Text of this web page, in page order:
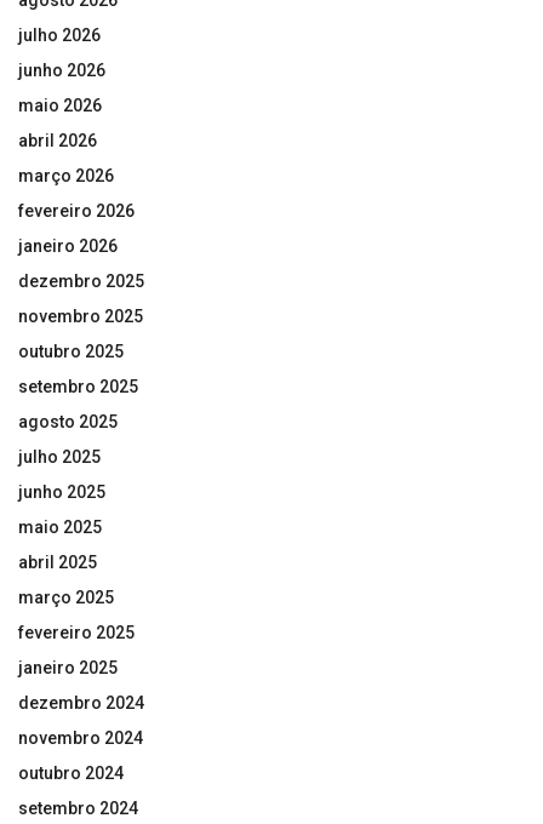
julho 2026
junho 2026
maio 2026
abril 2026
março 2026
fevereiro 2026
janeiro 2026
dezembro 2025
novembro 2025
outubro 2025
setembro 2025
agosto 2025
julho 2025
junho 2025
maio 2025
abril 2025
março 2025
fevereiro 2025
janeiro 2025
dezembro 2024
novembro 2024
outubro 2024
setembro 2024